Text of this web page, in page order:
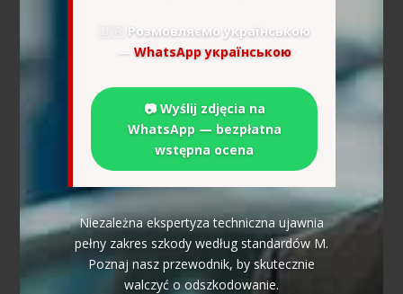
🇺🇦 Розмовляємо українською
— WhatsApp українською
📷 Wyślij zdjęcia na
WhatsApp — bezpłatna
wstępna ocena
Niezależna ekspertyza techniczna ujawnia
pełny zakres szkody według standardów M.
Poznaj nasz przewodnik, by skutecznie
walczyć o odszkodowanie.